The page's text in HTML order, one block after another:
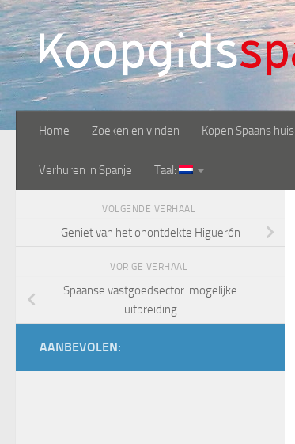
Doorgaan naar inhoud
Home Zoeken en vinden Kopen Spaans huis
Verhuren in Spanje Taal:
VOLGENDE VERHAAL
Geniet van het onontdekte Higuerón
VORIGE VERHAAL
Spaanse vastgoedsector: mogelijke
uitbreiding
AANBEVOLEN: